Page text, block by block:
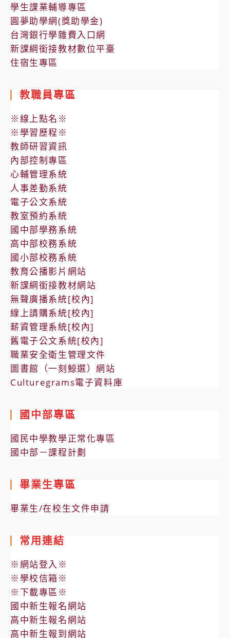
學生課業輔導專區
圓夢助學網(獎助學金)
台灣銀行學雜費入口網
新課綱銜接教材數位平臺
住宿生專區
教職員專區
※線上點名※
※學習歷程※
教師研習資訊
內部控制專區
心輔管理系統
人事差勤系統
電子公文系統
教室預約系統
國中部學務系統
高中部校務系統
國小部校務系統
教育公播影片網站
新課綱銜接教材網站
無聲廣播系統[校內]
線上請購系統[校內]
薪資管理系統[校內]
舊電子公文系統[校內]
職業安全衛生管理文件
圖書館（一刻鯨選）網站
Culturegrams電子資料庫
國中部專區
國民中學教學正常化專區
國中部－課程計劃
畢業生專區
畢業生/在校生文件申請
常用連結
※網站登入※
※學校信箱※
※下載專區※
國中新生報名網站
高中新生報名網站
高中新生報到網站